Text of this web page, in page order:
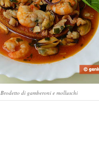
Brodetto di gamberoni e molluschi